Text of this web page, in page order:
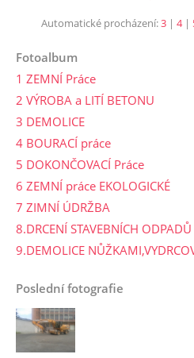
Automatické procházení:3 | 4|
Fotoalbum
1 ZEMNÍ Práce
2 VÝROBA a LITÍ BETONU
3 DEMOLICE
4 BOURACÍ práce
5 DOKONČOVACÍ Práce
6 ZEMNÍ práce EKOLOGICKÉ
7 ZIMNÍ ÚDRŽBA
8.DRCENÍ STAVEBNÍCH ODPADŮ
9.DEMOLICE
Poslední fotografie